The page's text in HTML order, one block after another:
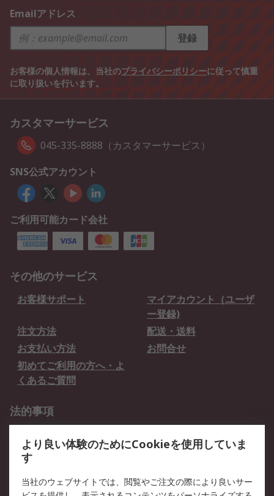
Emailアドレス
登録
お客様の個人情報は、当社のプライバシーポリシーに従って慎重
に取り扱いを行います。
カスタマーサービス
045-335-8888（カスタマーサービス）
SNS公式アカウント
ご利用可能カード会社
その他のサービス
お客様サポート
マイアカウント（ユーザ
ー登録)
注文方法
配送・送料
お支払い方法
お問合せ
初めてご利用の方へ・よ
くあるご質問
法的事項
クッキーポリシー
RSについて
より良い体験のためにCookieを使用していま
す
当社のウェブサイトでは、閲覧やご注文の際により良いサー